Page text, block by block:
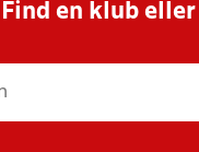
Find en klub